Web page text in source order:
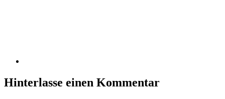
Hinterlasse einen Kommentar